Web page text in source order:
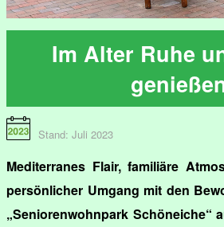
Im Alter Ruhe
Stand: Juli 2023
Mediterranes Flair, familiäre
persönlicher Umgang mit den
„Seniorenwohnpark Schöneiche“